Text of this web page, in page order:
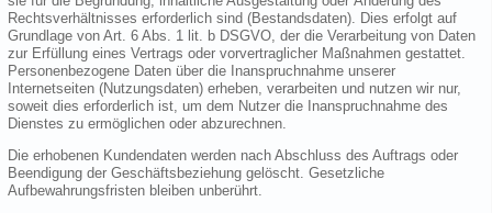
Rechtsverhältnisses erforderlich sind (Bestandsdaten). Dies erfolgt auf
Grundlage von Art. 6 Abs. 1 lit. b DSGVO, der die Verarbeitung von Daten
zur Erfüllung eines Vertrags oder vorvertraglicher Maßnahmen gestattet.
Personenbezogene Daten über die Inanspruchnahme unserer
Internetseiten (Nutzungsdaten) erheben, verarbeiten und nutzen wir nur,
soweit dies erforderlich ist, um dem Nutzer die Inanspruchnahme des
Dienstes zu ermöglichen oder abzurechnen.
Die erhobenen Kundendaten werden nach Abschluss des Auftrags oder
Beendigung der Geschäftsbeziehung gelöscht. Gesetzliche
Aufbewahrungsfristen bleiben unberührt.